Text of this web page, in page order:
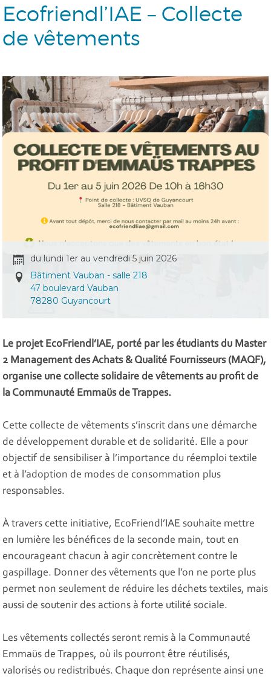
Ecofriendl’IAE – Collecte
de vêtements
du lundi 1er au vendredi 5 juin 2026
Bâtiment Vauban - salle 218
47 boulevard Vauban
78280 Guyancourt
Le projet EcoFriendl’IAE, porté par les étudiants du Master
2 Management des Achats & Qualité Fournisseurs (MAQF),
organise une collecte solidaire de vêtements au profit de
la Communauté Emmaüs de Trappes.
Cette collecte de vêtements s’inscrit dans une démarche
de développement durable et de solidarité. Elle a pour
objectif de sensibiliser à l’importance du réemploi textile
et à l’adoption de modes de consommation plus
responsables.
À travers cette initiative, EcoFriendl’IAE souhaite mettre
en lumière les bénéfices de la seconde main, tout en
encourageant chacun à agir concrètement contre le
gaspillage. Donner des vêtements que l’on ne porte plus
permet non seulement de réduire les déchets textiles, mais
aussi de soutenir des actions à forte utilité sociale.
Les vêtements collectés seront remis à la Communauté
Emmaüs de Trappes, où ils pourront être réutilisés,
valorisés ou redistribués. Chaque don représente ainsi une